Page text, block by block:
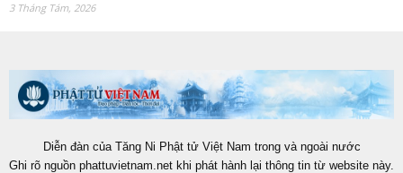
3 Tháng Tám, 2026
Diễn đàn của Tăng Ni Phật tử Việt Nam trong và ngoài nước
Ghi rõ nguồn phattuvietnam.net khi phát hành lại thông tin từ website này.